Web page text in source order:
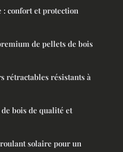
confort et protection
de pellets de bois
rétractables résistants à
bois de qualité et
solaire pour un